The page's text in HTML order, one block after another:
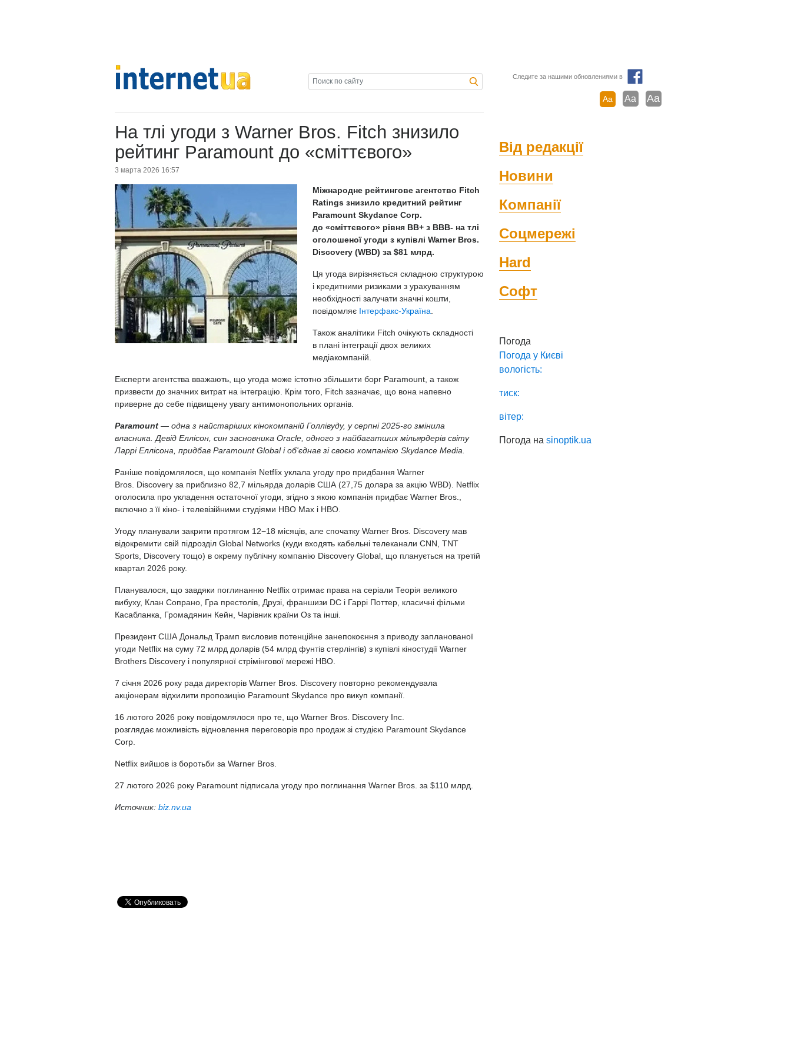
Следите за нашими обновлениями в
Aa Aa Aa
На тлі угоди з Warner Bros. Fitch знизило
рейтинг Paramount до «сміттєвого»
3 марта 2026 16:57
Міжнародне рейтингове агентство Fitch
Ratings знизило кредитний рейтинг
Paramount Skydance Corp.
до «сміттєвого» рівня BB+ з ВВВ- на тлі
оголошеної угоди з купівлі Warner Bros.
Discovery (WBD) за $81 млрд.
Ця угода вирізняється складною структурою
і кредитними ризиками з урахуванням
необхідності залучати значні кошти,
повідомляє Інтерфакс-Україна
Також аналітики Fitch очікують складності
в плані інтеграції двох великих
медіакомпаній.
Експерти агентства вважають, що угода може істотно збільшити борг Paramount, а також
призвести до значних витрат на інтеграцію. Крім того, Fitch зазначає, що вона напевно
приверне до себе підвищену увагу антимонопольних органів.
Paramount — одна з найстаріших кінокомпаній Голлівуду, у серпні 2025-го змінила
власника. Девід Еллісон, син засновника Oracle, одного з найбагатших мільярдерів світу
Ларрі Еллісона, придбав Paramount Global і об'єднав зі своєю компанією Skydance Media.
Раніше повідомлялося, що компанія Netflix уклала угоду про придбання Warner
Bros. Discovery за приблизно 82,7 мільярда доларів США (27,75 долара за акцію WBD). Netflix
оголосила про укладення остаточної угоди, згідно з якою компанія придбає Warner Bros.,
включно з її кіно- і телевізійними студіями HBO Max і HBO.
Угоду планували закрити протягом 12−18 місяців, але спочатку Warner Bros. Discovery мав
відокремити свій підрозділ Global Networks (куди входять кабельні телеканали CNN, TNT
Sports, Discovery тощо) в окрему публічну компанію Discovery Global, що планується на третій
квартал 2026 року.
Планувалося, що завдяки поглинанню Netflix отримає права на серіали Теорія великого
вибуху, Клан Сопрано, Гра престолів, Друзі, франшизи DC і Гаррі Поттер, класичні фільми
Касабланка, Громадянин Кейн, Чарівник країни Оз та інші.
Президент США Дональд Трамп висловив потенційне занепокоєння з приводу запланованої
угоди Netflix на суму 72 млрд доларів (54 млрд фунтів стерлінгів) з купівлі кіностудії Warner
Brothers Discovery і популярної стрімінгової мережі HBO.
7 січня 2026 року рада директорів Warner Bros. Discovery повторно рекомендувала
акціонерам відхилити пропозицію Paramount Skydance про викуп компанії.
16 лютого 2026 року повідомлялося про те, що Warner Bros. Discovery Inc.
розглядає можливість відновлення переговорів про продаж зі студією Paramount Skydance
Corp.
Netflix вийшов із боротьби за Warner Bros.
27 лютого 2026 року Paramount підписала угоду про поглинання Warner Bros. за $110 млрд.
Источник: biz.nv.ua
Від редакції
Новини
Компанії
Соцмережі
Hard
Софт
Погода
Погода у Києві
вологість:
тиск:
вітер:
Погода наsinoptik.ua